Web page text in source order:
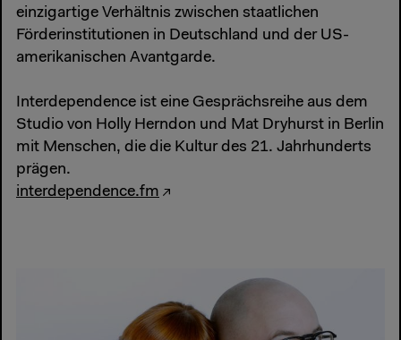
einzigartige Verhältnis zwischen staatlichen
Förderinstitutionen in Deutschland und der US-
amerikanischen Avantgarde.
Interdependence ist eine Gesprächsreihe aus dem
Studio von Holly Herndon und Mat Dryhurst in Berlin
mit Menschen, die die Kultur des 21. Jahrhunderts
prägen.
interdependence.fm